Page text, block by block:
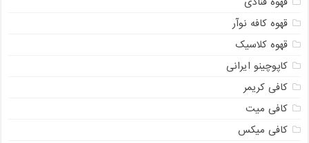
قهوه کافه نوآر
قهوه کلاسیک
کاپوچینو ایرانی
کافی کریمر
کافی میت
کافی میکس